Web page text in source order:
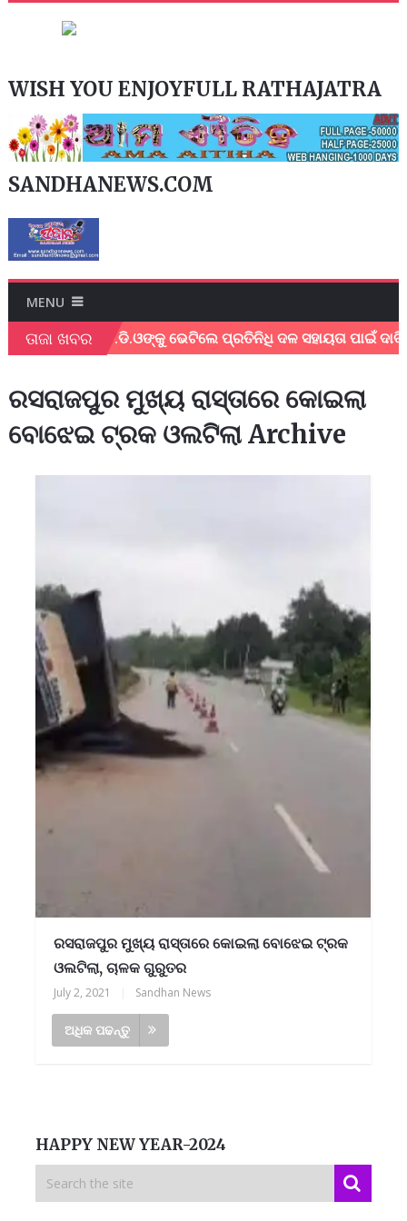
WISH YOU ENJOYFULL RATHAJATRA
SANDHANEWS.COM
MENU
ତାଜା ଖବର
! ବି.ଡି.ଓଙ୍କୁ ଭେଟିଲେ ପ୍ରତିନିଧି ଦଳ ସହାୟତା ପାଇଁ ଦାବି
ରସରାଜପୁର ମୁଖ୍ୟ ରାସ୍ତାରେ କୋଇଲା
ବୋଝେଇ ଟ୍ରକ ଓଲଟିଲା Archive
ରସରାଜପୁର ମୁଖ୍ୟ ରାସ୍ତାରେ କୋଇଲା ବୋଝେଇ ଟ୍ରକ
ଓଲଟିଲା, ଚାଳକ ଗୁରୁତର
July 2, 2021 Sandhan News
ଅଧିକ ପଢନ୍ତୁ
HAPPY NEW YEAR-2024